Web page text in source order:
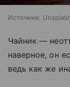
Источник:
Чайник —
наверное, он
ведь как же